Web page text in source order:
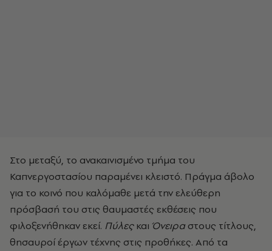
Στο μεταξύ, το ανακαινισμένο τμήμα του
Καπνεργοστασίου παραμένει κλειστό. Πράγμα άβολο
για το κοινό που καλόμαθε μετά την ελεύθερη
πρόσβασή του στις θαυμαστές εκθέσεις που
φιλοξενήθηκαν εκεί. Πύλεςκαι Όνειραστους τίτλους,
θησαυροί έργων τέχνης στις προθήκες. Από τα